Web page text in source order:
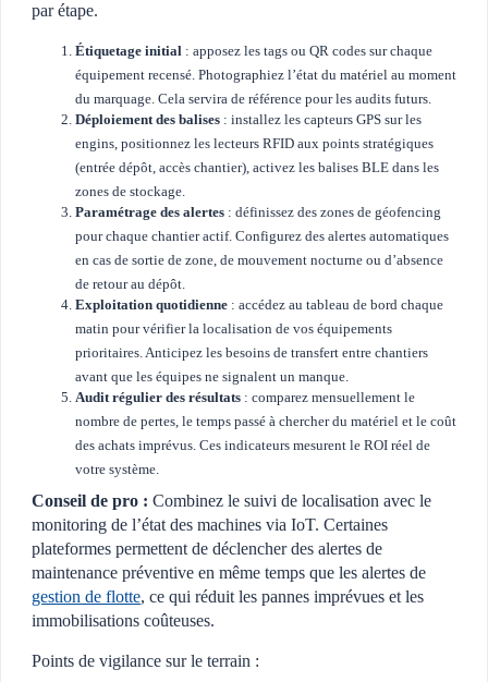
par étape.
Étiquetage initial : apposez les tags ou QR codes sur chaque
équipement recensé. Photographiez l’état du matériel au moment
du marquage. Cela servira de référence pour les audits futurs.
Déploiement des balises : installez les capteurs GPS sur les
engins, positionnez les lecteurs RFID aux points stratégiques
(entrée dépôt, accès chantier), activez les balises BLE dans les
zones de stockage.
Paramétrage des alertes : définissez des zones de géofencing
pour chaque chantier actif. Configurez des alertes automatiques
en cas de sortie de zone, de mouvement nocturne ou d’absence
de retour au dépôt.
Exploitation quotidienne : accédez au tableau de bord chaque
matin pour vérifier la localisation de vos équipements
prioritaires. Anticipez les besoins de transfert entre chantiers
avant que les équipes ne signalent un manque.
Audit régulier des résultats : comparez mensuellement le
nombre de pertes, le temps passé à chercher du matériel et le coût
des achats imprévus. Ces indicateurs mesurent le ROI réel de
votre système.
Conseil de pro : Combinez le suivi de localisation avec le
monitoring de l’état des machines via IoT. Certaines
plateformes permettent de déclencher des alertes de
maintenance préventive en même temps que les alertes de
gestion de flotte, ce qui réduit les pannes imprévues et les
immobilisations coûteuses.
Points de vigilance sur le terrain :